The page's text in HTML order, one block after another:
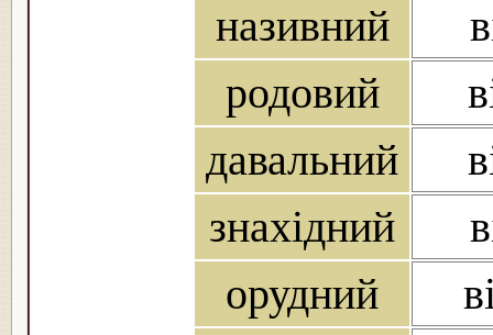
називний
родовий
давальний
знахідний
орудний